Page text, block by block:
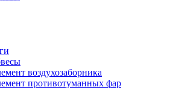
воздухозаборника
противотуманных фар